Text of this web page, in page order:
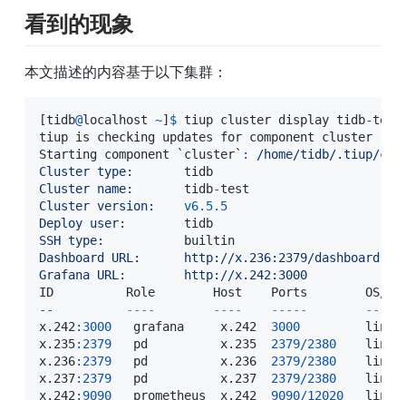
看到的现象
本文描述的内容基于以下集群：
[tidb@localhost ~]$ tiup cluster display tidb-test
tiup is checking updates for component cluster
Starting component `cluster` :
/home/tidb/.tiup/
Cluster type:
Cluster name:
       tidb
-
Cluster version:
v6.5.5
Deploy user:
SSH type:
Dashboard URL:
http://x.236:2379/dashboard
Grafana URL:
http://x.242:3000
ID          Role        Host    Ports        OS
- - ---- ---- -----
x. 242 : 3000
   grafana     x
. 242 3000
         linux
x. 235: 2379
   pd          x
. 235 2379/2380
    linux
x. 236: 2379
   pd          x
. 236 2379/2380
    linux
x. 237: 2379
   pd          x
. 237 2379/2380
    linux
x. 242 : 9090
   prometheus  x
. 242 9090/12020
   linux